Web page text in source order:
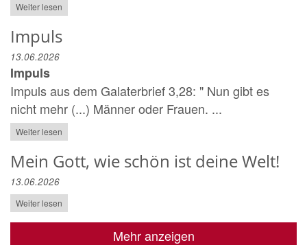
Weiter lesen
Impuls
13.06.2026
Impuls
Impuls aus dem Galaterbrief 3,28: " Nun gibt es
nicht mehr (...) Männer oder Frauen. ...
Weiter lesen
Mein Gott, wie schön ist deine Welt!
13.06.2026
Weiter lesen
Mehr anzeigen